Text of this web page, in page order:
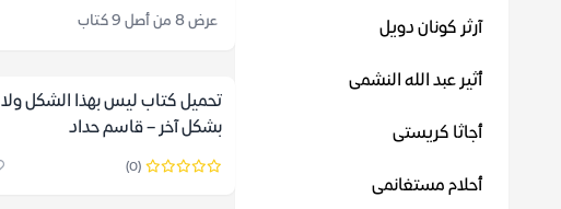
آرثر كونان دويل
أثير عبد الله النشمى
أجاثا كريستى
أحلام مستغانمى
عرض 8 من أصل 9 كتاب
تحميل كتاب ليس بهذا الشكل ولا
بشكل آخر – قاسم حداد
(0)